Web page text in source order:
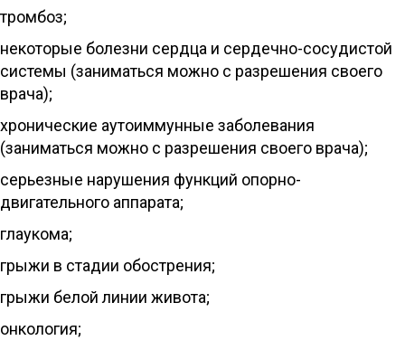
тромбоз;
некоторые болезни сердца и сердечно-сосудистой
системы (заниматься можно с разрешения своего
врача);
хронические аутоиммунные заболевания
(заниматься можно с разрешения своего врача);
серьезные нарушения функций опорно-
двигательного аппарата;
глаукома;
грыжи в стадии обострения;
грыжи белой линии живота;
онкология;